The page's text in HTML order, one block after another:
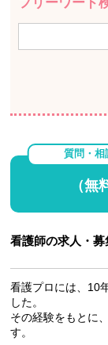
フリーワード
質問・相
（
看護師の求人・募
看護プロには、10
した。
その経験をもとに
す。